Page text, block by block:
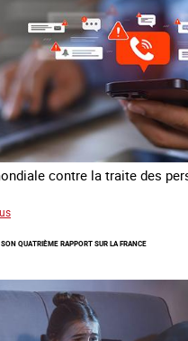
contre la traite des
parQUATRIÈME RAPPORT SUR LA FRANCE